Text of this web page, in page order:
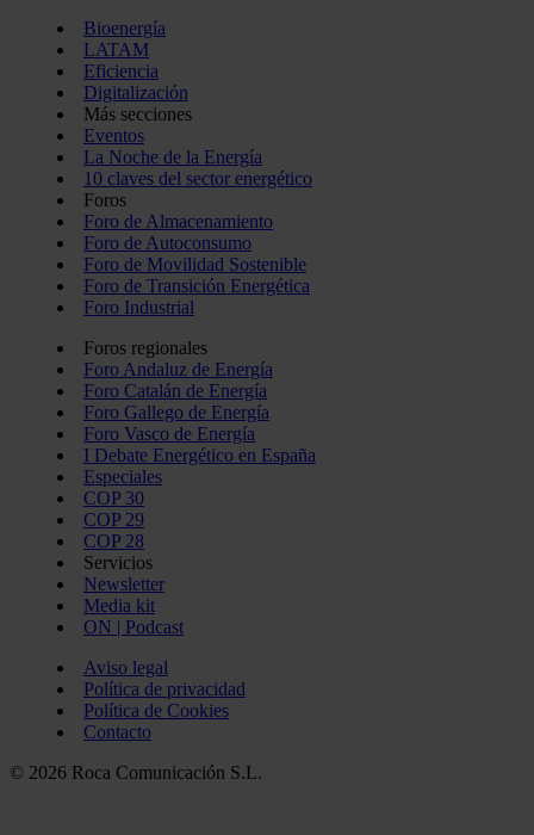
Bioenergía
LATAM
Eficiencia
Digitalización
Más secciones
Eventos
La Noche de la Energía
10 claves del sector energético
Foros
Foro de Almacenamiento
Foro de Autoconsumo
Foro de Movilidad Sostenible
Foro de Transición Energética
Foro Industrial
Foros regionales
Foro Andaluz de Energía
Foro Catalán de Energía
Foro Gallego de Energía
Foro Vasco de Energía
I Debate Energético en España
Especiales
COP 30
COP 29
COP 28
Servicios
Newsletter
Media kit
ON | Podcast
Aviso legal
Política de privacidad
Política de Cookies
Contacto
© 2026 Roca Comunicación S.L.